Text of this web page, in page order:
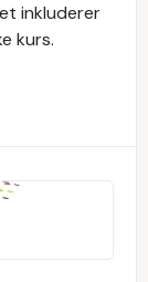
inkluderer
kurs.